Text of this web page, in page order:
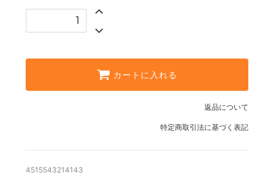
カートに入れる
返品について
特定商取引法に基づく表記
4515543214143